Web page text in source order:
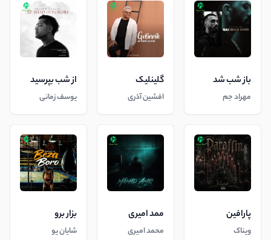
باز شب شد
مهراد جم
گلینلیک
افشین آذری
از شب بپرسید
یوسف زمانی
پارافین
ویناک
ممد امیری
محمد امیری
بزار برو
شایان یو